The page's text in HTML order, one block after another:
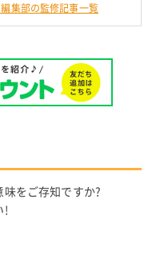
集部の監修記事一覧
をご存知ですか?
!